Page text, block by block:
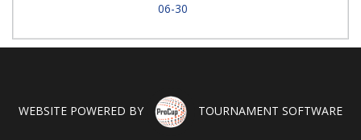
06-30
WEBSITE POWERED BY TOURNAMENT SOFTWARE